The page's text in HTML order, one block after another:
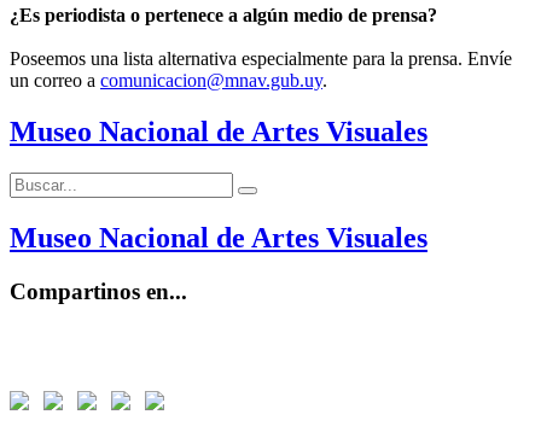
¿Es periodista o pertenece a algún medio de prensa?
Poseemos una lista alternativa especialmente para la prensa. Envíe
un correo a comunicacion@mnav.gub.uy.
Museo Nacional de Artes Visuales
Buscar:
Buscar
Museo Nacional de Artes Visuales
Compartinos en...